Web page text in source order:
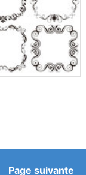
Page suivante